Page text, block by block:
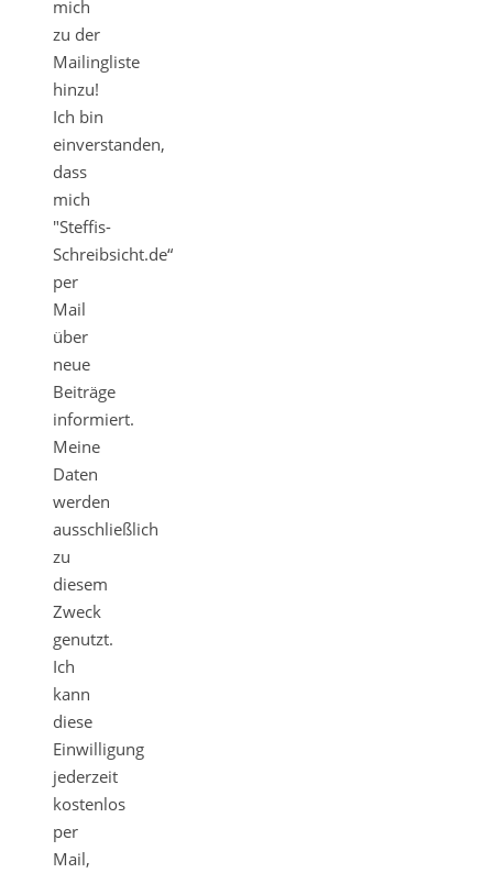
mich
zu der
Mailingliste
hinzu!
Ich bin
einverstanden,
dass
mich
"Steffis-
Schreibsicht.de“
per
Mail
über
neue
Beiträge
informiert.
Meine
Daten
werden
ausschließlich
zu
diesem
Zweck
genutzt.
Ich
kann
diese
Einwilligung
jederzeit
kostenlos
per
Mail,